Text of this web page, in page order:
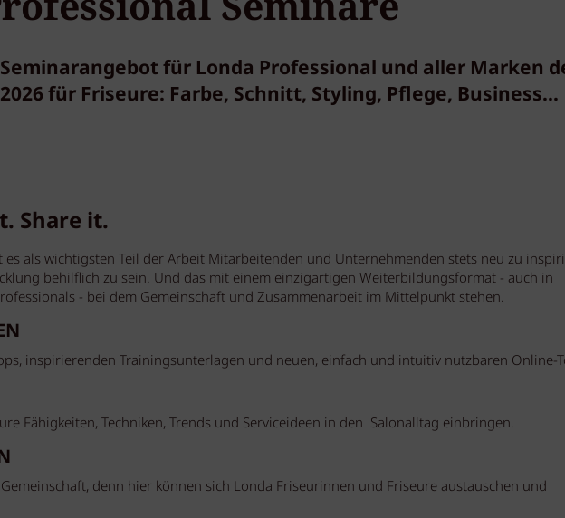
für Londa Professional und aller Marken
für Friseure: Farbe, Schnitt, Styling, Pflege, Business...
Share it.
es als wichtigsten Teil der Arbeit Mitarbeitenden und Unternehmenden stets neu zu
behilflich zu sein. Und das mit einem einzigartigen Weiterbildungsformat - auch in
- bei dem Gemeinschaft und Zusammenarbeit im Mittelpunkt stehen.
inspirierenden Trainingsunterlagen und neuen, einfach und intuitiv nutzbaren Online-
Fähigkeiten, Techniken, Trends und Serviceideen in den Salonalltag einbringen.
denn hier können sich Londa Friseurinnen und Friseure austauschen und